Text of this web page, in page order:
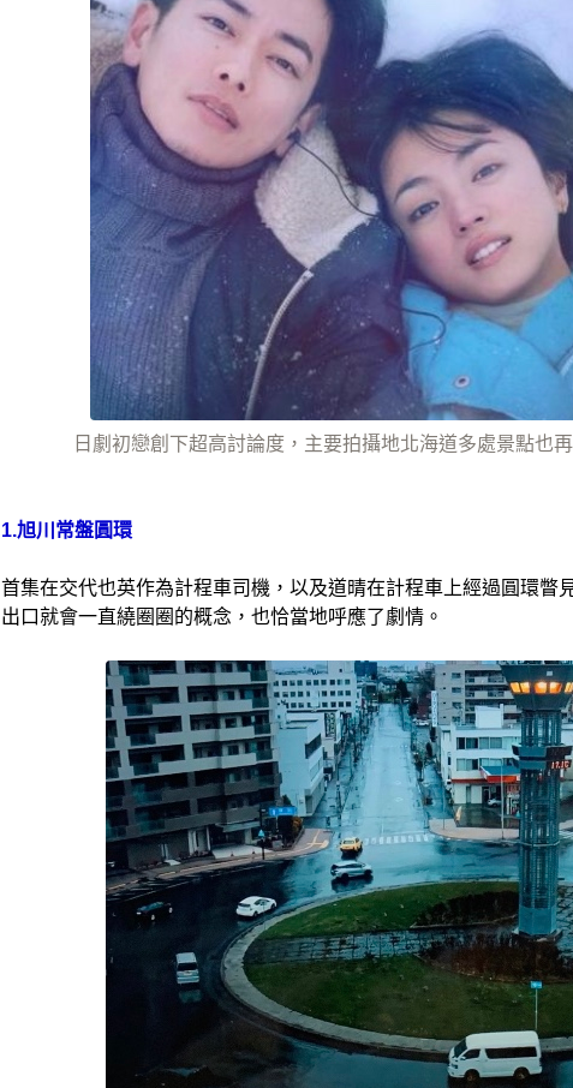
日劇初戀創下超高討論度，主要拍攝地北海道多處景點也
1.旭川常盤圓環
首集在交代也英作為計程車司機，以及道晴在計程車上經過圓環瞥
出口就會一直繞圈圈的概念，也恰當地呼應了劇情。